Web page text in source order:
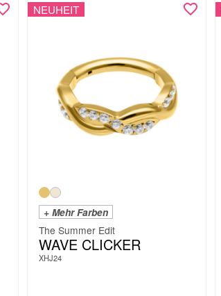
NEUHEIT
+ Mehr Farben
The Summer Edit
WAVE CLICKER
XHJ24